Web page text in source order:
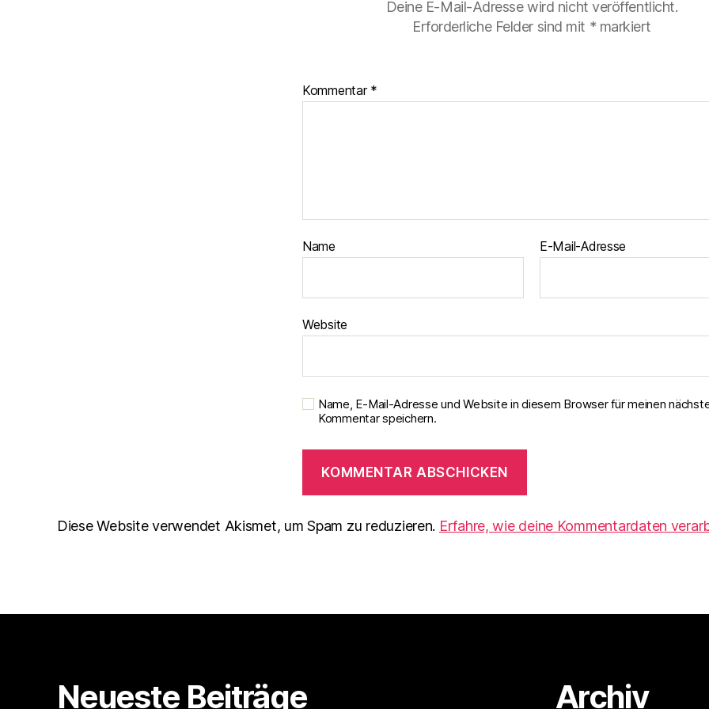
Deine E-Mail-Adresse wird nicht veröffentlicht.
Erforderliche Felder sind mit * markiert
Kommentar *
Name E-Mail-Adresse
Website
Name, E-Mail-Adresse und Website in diesem Browser für meinen
Kommentar speichern.
Diese Website verwendet Akismet, um Spam zu reduzieren. Erfahre, wie deine Kommentardaten
Neueste Beiträge Archiv